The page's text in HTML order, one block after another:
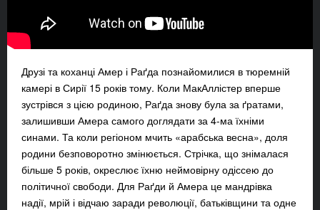
Друзі та коханці Амер і Раґда познайомилися в тюремній
камері в Сирії 15 років тому. Коли МакАллістер вперше
зустрівся з цією родиною, Раґда знову була за ґратами,
залишивши Амера самого доглядати за 4-ма їхніми
синами. Та коли регіоном мчить «арабська весна», доля
родини безповоротно змінюється. Стрічка, що знімалася
більше 5 років, окреслює їхню неймовірну одіссею до
політичної свободи. Для Раґди й Амера це мандрівка
надії, мрій і відчаю заради революції, батьківщини та одне